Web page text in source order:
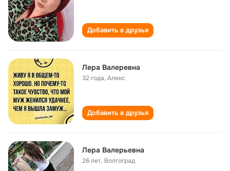
Добавить в друзья
Лера Валеревна
32 года,Алекс
Добавить в друзья
Лера Валерьевна
26 лет, Волгоград